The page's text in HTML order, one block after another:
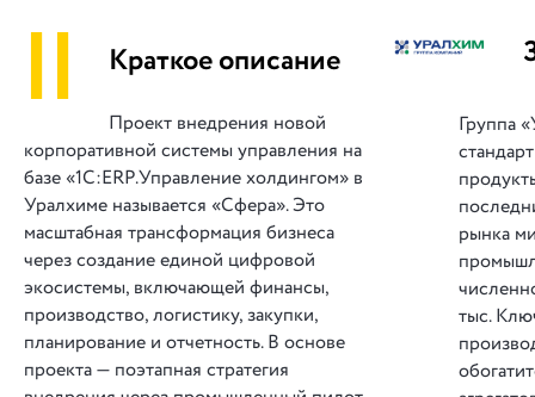
|| Краткое описание
Проект внедрения новой
корпоративной системы управления на
базе «1С:ERP.Управление холдингом» в
Уралхиме называется «Сфера». Это
масштабная трансформация бизнеса
через создание единой цифровой
экосистемы, включающей финансы,
производство, логистику, закупки,
планирование и отчетность. В основе
проекта — поэтапная стратегия
Группа
рынка
тыс.